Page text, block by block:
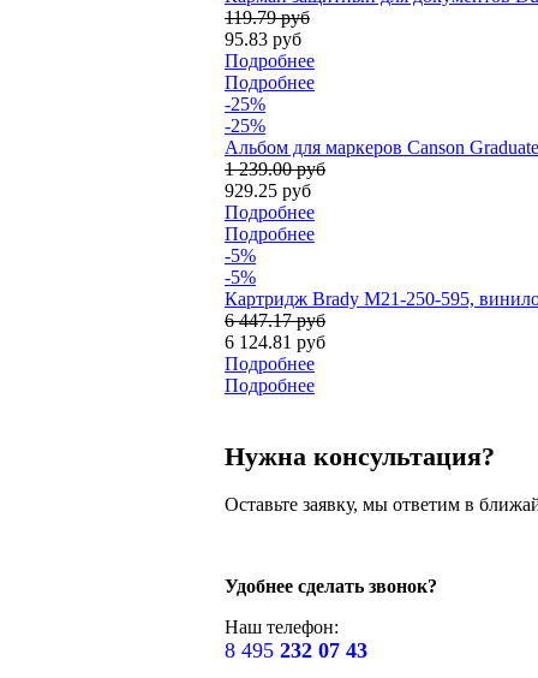
119.79 руб
95.83 руб
Подробнее
Подробнее
-25%
-25%
Альбом для маркеров Canson
1 239.00 руб
929.25 руб
Подробнее
Подробнее
-5%
-5%
Картридж Brady M21-250-595,
6 447.17 руб
6 124.81 руб
Подробнее
Подробнее
Нужна консультация?
Оставьте заявку, мы ответим в
Удобнее сделать звонок?
Наш телефон:
8 495 232 07 43